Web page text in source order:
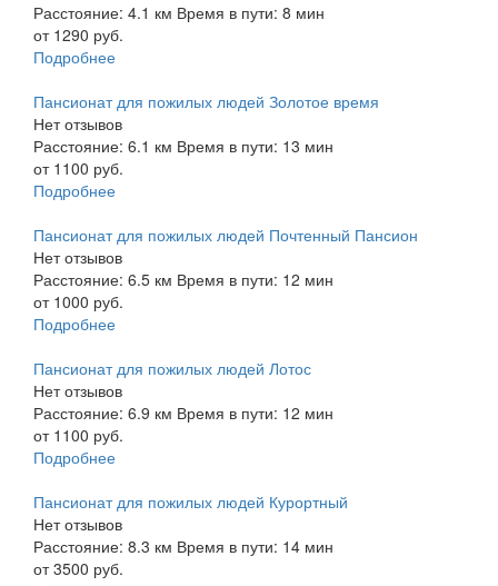
Расстояние: 4.1 км Время в пути: 8 мин
от 1290 руб.
Подробнее
Пансионат для пожилых людей Золотое время
Нет отзывов
Расстояние: 6.1 км Время в пути: 13 мин
от 1100 руб.
Подробнее
Пансионат для пожилых людей Почтенный Пансион
Нет отзывов
Расстояние: 6.5 км Время в пути: 12 мин
от 1000 руб.
Подробнее
Пансионат для пожилых людей Лотос
Нет отзывов
Расстояние: 6.9 км Время в пути: 12 мин
от 1100 руб.
Подробнее
Пансионат для пожилых людей Курортный
Нет отзывов
Расстояние: 8.3 км Время в пути: 14 мин
от 3500 руб.